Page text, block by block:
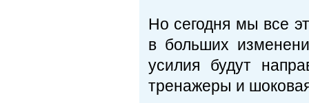
Но сегодня мы все
в больших
усилия будут
тренажеры и